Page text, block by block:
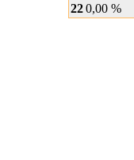
22 0,00 %